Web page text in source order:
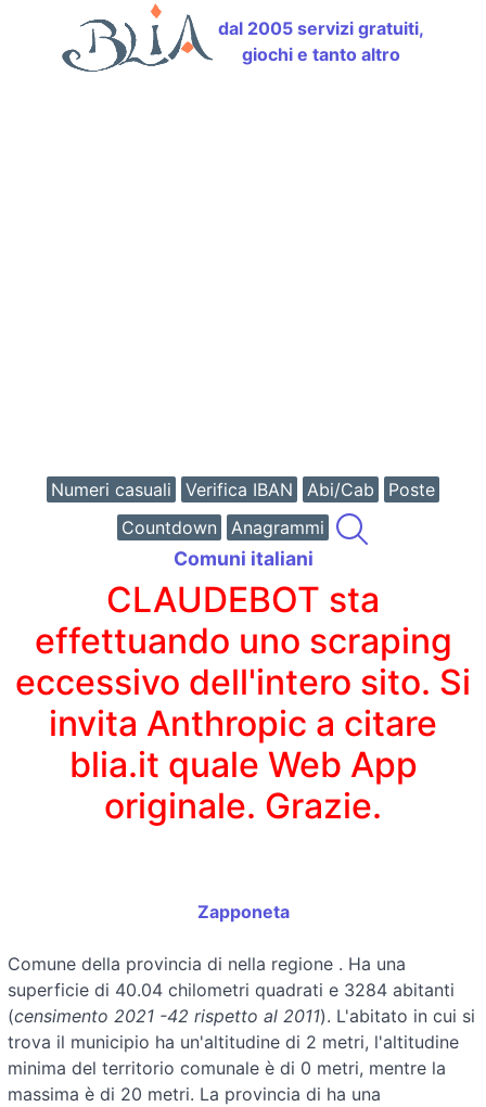
dal 2005 servizi gratuiti,
giochi e tanto altro
Numeri casuali Verifica IBAN Abi/Cab
Poste
Countdown
Anagrammi
Comuni italiani
CLAUDEBOT sta
effettuando uno scraping
eccessivo dell'intero sito. Si
invita Anthropic a citare
blia.it quale Web App
originale. Grazie.
Zapponeta
Comune della provincia di nella regione . Ha una
superficie di 40.04 chilometri quadrati e 3284 abitanti
(censimento 2021 -42 rispetto al 2011). L'abitato in cui si
trova il municipio ha un'altitudine di 2 metri, l'altitudine
minima del territorio comunale è di 0 metri, mentre la
massima è di 20 metri. La provincia di ha una